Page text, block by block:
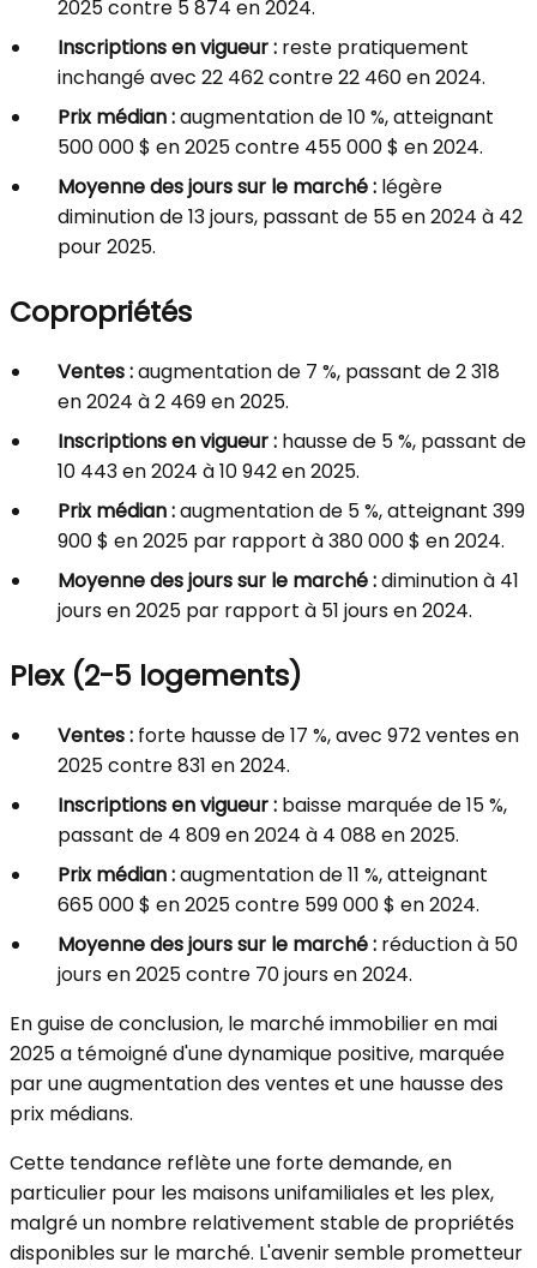
2025 contre 5 874 en 2024.
Inscriptions en vigueur : reste pratiquement
inchangé avec 22 462 contre 22 460 en 2024.
Prix médian :augmentation de 10 %, atteignant
500 000 $ en 2025 contre 455 000 $ en 2024.
Moyenne des jours sur le marché : légère
diminution de 13 jours, passant de 55 en 2024 à 42
pour 2025.
Copropriétés
Ventes :augmentation de 7 %, passant de 2 318
en 2024 à 2 469 en 2025.
Inscriptions en vigueur : hausse de 5 %, passant de
10 443 en 2024 à 10 942 en 2025.
Prix médian :augmentation de 5 %, atteignant 399
900 $ en 2025 par rapport à 380 000 $ en 2024.
Moyenne des jours sur le marché :diminution à 41
jours en 2025 par rapport à 51 jours en 2024.
Plex (2-5 logements)
Ventes : forte hausse de 17 %, avec 972 ventes en
2025 contre 831 en 2024.
Inscriptions en vigueur : baisse marquée de 15 %,
passant de 4 809 en 2024 à 4 088 en 2025.
Prix médian :augmentation de 11 %, atteignant
665 000 $ en 2025 contre 599 000 $ en 2024.
Moyenne des jours sur le marché : réduction à 50
jours en 2025 contre 70 jours en 2024.
En guise de conclusion, le marché immobilier en mai
2025 a témoigné d'une dynamique positive, marquée
par une augmentation des ventes et une hausse des
prix médians.
Cette tendance reflète une forte demande, en
particulier pour les maisons unifamiliales et les plex,
malgré un nombre relativement stable de propriétés
disponibles sur le marché. L'avenir semble prometteur